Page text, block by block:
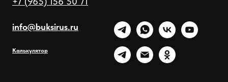
info@buksirus.ru
Калькулятор